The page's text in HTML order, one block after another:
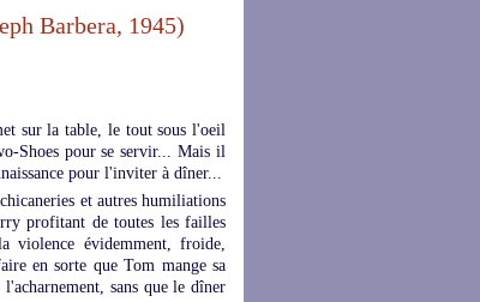
Barbera, 1945)
sur la table, le tout sous l'oeil
Shoes pour se servir... Mais il
pour l'inviter à dîner...
et autres humiliations
profitant de toutes les failles
violence évidemment, froide,
en sorte que Tom mange sa
sans que le dîner